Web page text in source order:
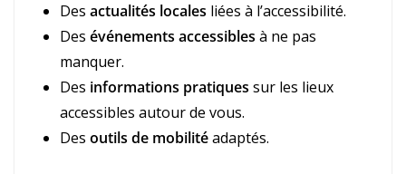
Des actualités locales liées à l’accessibilité.
Des événements accessibles à ne pas
manquer.
Des informations pratiques sur les lieux
accessibles autour de vous.
Des outils de mobilitéadaptés.